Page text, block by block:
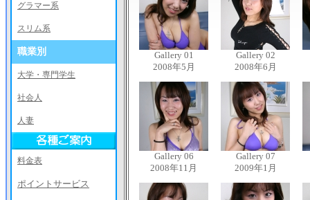
グラマー系
スリム系
職業別
大学・専門学生
社会人
人妻
料金表
ポイントサービス
Gallery 01
2008年5月
Gallery 02
2008年6月
Gallery 06
2008年11月
Gallery 07
2009年1月